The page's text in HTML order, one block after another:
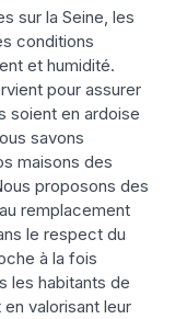
sur la Seine, les
conditions
et humidité.
pour assurer
soient en ardoise
savons
maisons des
proposons des
remplacement
le respect du
à la fois
les habitants de
valorisant leur